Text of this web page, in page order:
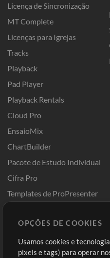
Licença de Sincronização
MT Complete
Licenças para Igrejas
Tracks
Playback
Pad Player
Playback Rentals
Cloud Pro
EnsaioMix
ChartBuilder
Pacote de Estudo Individual
Cifra Pro
Templates de ProPresenter
Comprar Créditos
OPÇÕES DE COOKIES
Usamos cookies e
pixels e tags) para operar